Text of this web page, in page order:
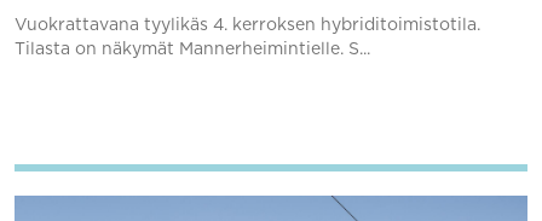
Vuokrattavana tyylikäs 4. kerroksen hybriditoimistotila.
Tilasta on näkymät Mannerheimintielle. S...